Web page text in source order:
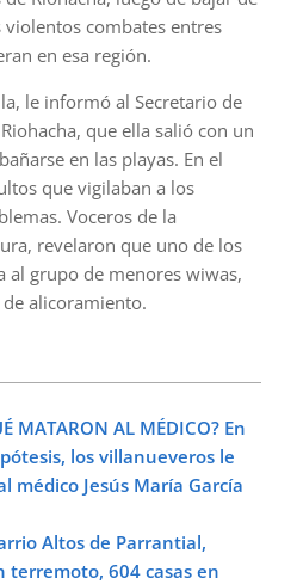
violentos combates entres
en esa región.
le informó al Secretario de
que ella salió con un
en las playas. En el
que vigilaban a los
Voceros de la
revelaron que uno de los
al grupo de menores wiwas,
alicoramiento.
MATARON AL MÉDICO? En
los villanueveros le
médico Jesús María García
Altos de Parrantial,
terremoto, 604 casas en